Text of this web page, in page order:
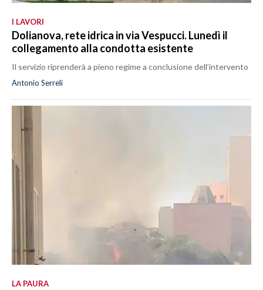
I LAVORI
Dolianova, rete idrica in via Vespucci. Lunedì il
collegamento alla condotta esistente
Il servizio riprenderà a pieno regime a conclusione dell’intervento
Antonio Serreli
LA PAURA